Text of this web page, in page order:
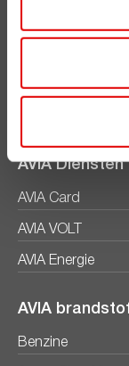
ViaAVIA
AVIA Diensten
AVIA Card
AVIA VOLT
AVIA Energie
AVIA
Benzine